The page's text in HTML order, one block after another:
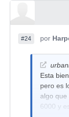
#24 por
Esta
pero es
algo
6000 y